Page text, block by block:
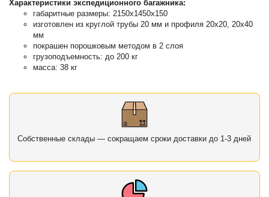
Характеристики экспедиционного багажника:
габаритные размеры: 2150х1450x150
изготовлен из круглой трубы 20 мм и профиля 20х20, 20х40
мм
покрашен порошковым методом в 2 слоя
грузоподъемность: до 200 кг
масса: 38 кг
Собственные склады — сокращаем сроки доставки до 1-3 дней